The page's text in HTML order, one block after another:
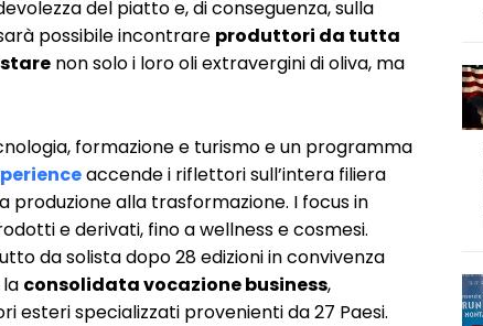
del piatto e, di conseguenza, sulla
possibile incontrare produttori da tutta
non solo i loro oli extravergini di oliva, ma
formazione e turismo e un programma
accende i riflettori sull’intera filiera
produzione alla trasformazione. I focus in
e derivati, fino a wellness e cosmesi.
da solista dopo 28 edizioni in convivenza
consolidata vocazione business,
esteri specializzati provenienti da 27 Paesi.